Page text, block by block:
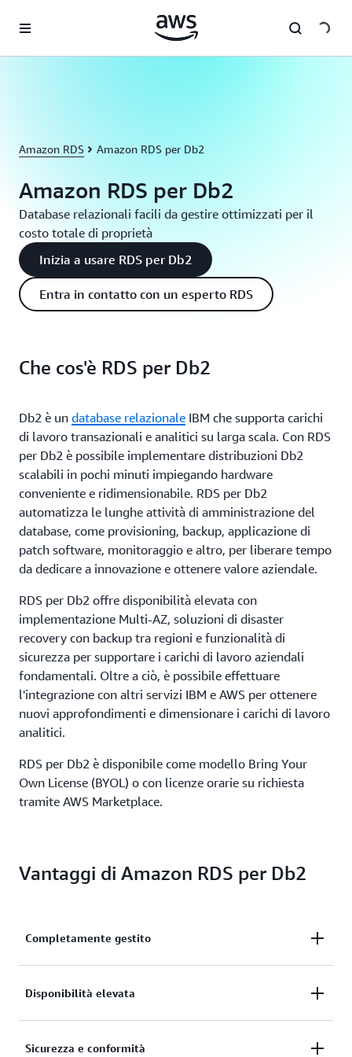
Amazon RDS Amazon RDS per Db2
Amazon RDS per Db2
Database relazionali facili da gestire ottimizzati per il
costo totale di proprietà
Inizia a usare RDS per Db2
Entra in contatto con un esperto RDS
Che cos'è RDS per Db2
Db2 è un database relazionale IBM che supporta carichi
di lavoro transazionali e analitici su larga scala. Con RDS
per Db2 è possibile implementare distribuzioni Db2
scalabili in pochi minuti impiegando hardware
conveniente e ridimensionabile. RDS per Db2
automatizza le lunghe attività di amministrazione del
database, come provisioning, backup, applicazione di
patch software, monitoraggio e altro, per liberare tempo
da dedicare a innovazione e ottenere valore aziendale.
RDS per Db2 offre disponibilità elevata con
implementazione Multi-AZ, soluzioni di disaster
recovery con backup tra regioni e funzionalità di
sicurezza per supportare i carichi di lavoro aziendali
fondamentali. Oltre a ciò, è possibile effettuare
l'integrazione con altri servizi IBM e AWS per ottenere
nuovi approfondimenti e dimensionare i carichi di lavoro
analitici.
RDS per Db2 è disponibile come modello Bring Your
Own License (BYOL) o con licenze orarie su richiesta
tramite AWS Marketplace.
Vantaggi di Amazon RDS per Db2
Completamente gestito
Risparmia tempo e costi passando a un servizio di
database e riduce i costi dell'infrastruttura.
Disponibilità elevata
Raggiungi la continuità aziendale con funzionalità
Sicurezza e conformità